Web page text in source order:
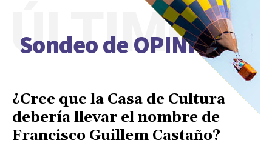
Sondeo de OPINIÓN
ÚLTIMO
¿Cree que la Casa de Cultura
debería llevar el nombre de
Francisco Guillem Castaño?